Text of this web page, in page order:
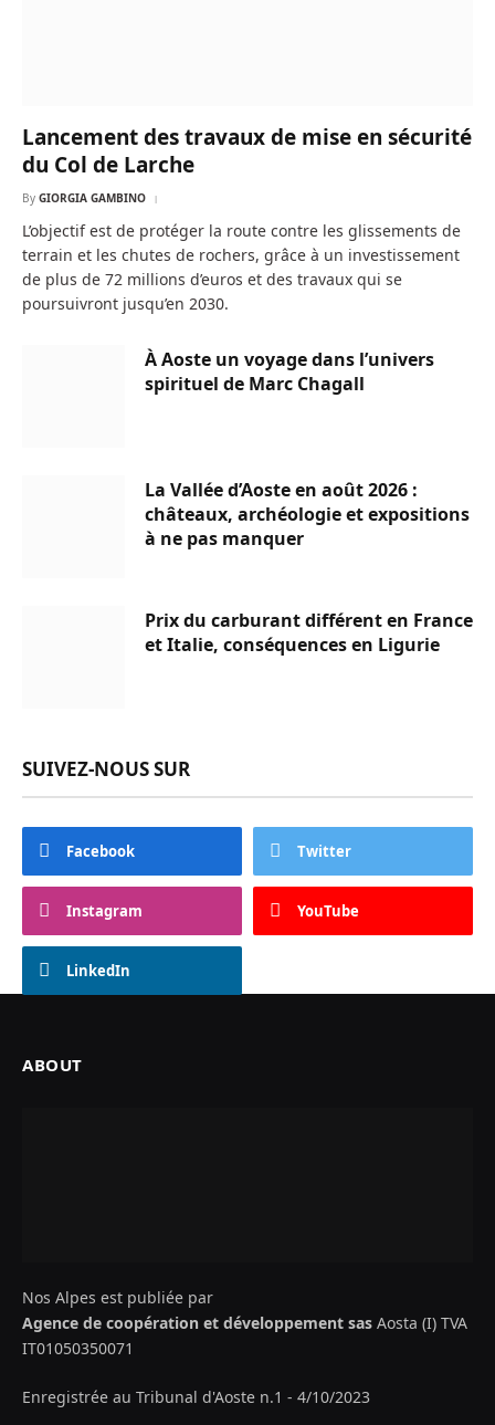
Lancement des travaux de mise en sécurité
du Col de Larche
By GIORGIA GAMBINO
L’objectif est de protéger la route contre les glissements de
terrain et les chutes de rochers, grâce à un investissement
de plus de 72 millions d’euros et des travaux qui se
poursuivront jusqu’en 2030.
À Aoste un voyage dans l’univers
spirituel de Marc Chagall
La Vallée d’Aoste en août 2026 :
châteaux, archéologie et expositions
à ne pas manquer
Prix du carburant différent en France
et Italie, conséquences en Ligurie
SUIVEZ-NOUS SUR
Facebook Twitter
Instagram YouTube
LinkedIn
ABOUT
Nos Alpes est publiée par
Agence de coopération et développement sas Aosta (I) TVA
IT01050350071
Enregistrée au Tribunal d'Aoste n.1 - 4/10/2023